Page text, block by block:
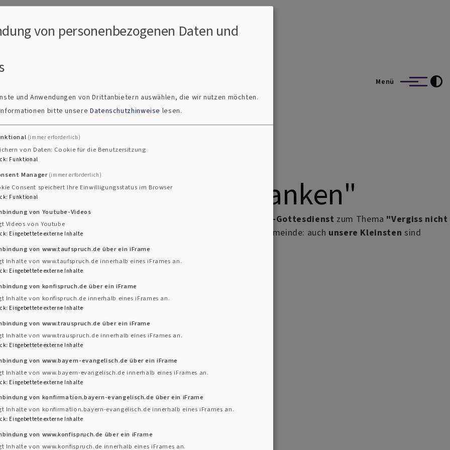
Menü
"Vergiss nicht zu danken"
2015 findet um SMS-Gottesdienst zum Thema "Vergiss nicht
statt. Der Gottesdienst zum ist für die ganze Gemeinde: auch unsere Kleinsten sind
mitzufeiern und Erntegaben mitzubringen.
von personenbezogenen Daten und
und Anwendungen von Drittanbietern auswählen, die wir nutzen möchten.
bitte unsere Datenschutzhinweise lesen.
(immer erforderlich)
von Daten: Cookie für die Benutzersitzung
: Funktional
Manager (immer erforderlich)
Consent speichert Ihre Einwilligungsstatus im Browser
: Funktional
von Youtube-Videos
Videos von Youtube
: Eingebettete externe Inhalte
von www.taufspruch.de über ein iFrame
Inhalte von www.taufspruch.de innerhalb eines iFrames an.
: Eingebettete externe Inhalte
von konfispruch.de über ein iFrame
Inhalte von konfispruch.de innerhalb eines iFrames an.
: Eingebettete externe Inhalte
von www.trauspruch.de über ein iFrame
Inhalte von www.trauspruch.de innerhalb eines iFrames an.
: Eingebettete externe Inhalte
von www.bayern-evangelisch.de über ein iFrame
Inhalte von www.bayern-evangelisch.de innerhalb eines iFrames an.
: Eingebettete externe Inhalte
von konfirmation.bayern-evangelisch.de über ein iFrame
Inhalte von konfirmation.bayern-evangelisch.de innerhalb eines iFrames an.
: Eingebettete externe Inhalte
von www.konfispruch.de über ein iFrame
Inhalte von www.konfispruch.de innerhalb eines iFrames an.